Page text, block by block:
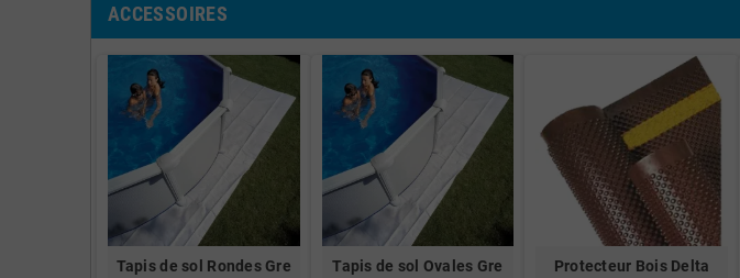
ACCESSOIRES
Tapis de sol Rondes Gre Tapis de sol Ovales Gre
Protecteur Bois Delta